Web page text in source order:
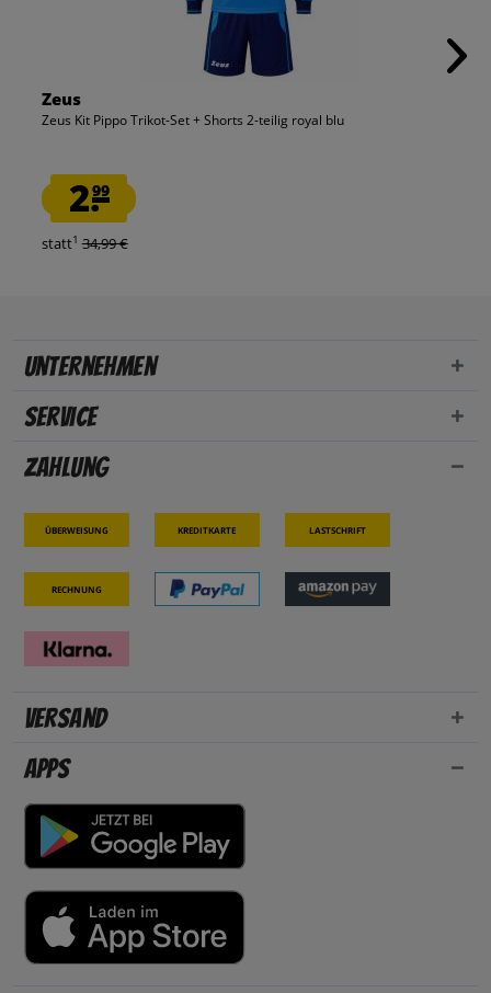
Zeus
Zeus Kit Pippo Trikot-Set + Shorts 2-teilig royal blu
2.99
statt1 34,99 €
Unternehmen
Service
Zahlung
Überweisung Kreditkarte Lastschrift
Rechnung
Versand
Apps